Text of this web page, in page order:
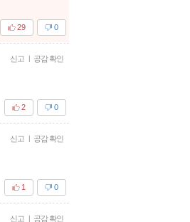
0
29
신고 | 공감 확인
0
2
신고 | 공감 확인
0
1
신고 | 공감 확인